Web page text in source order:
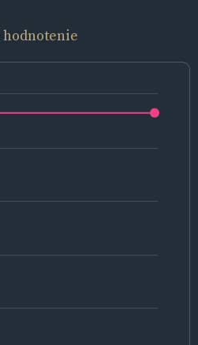
hodnotenie